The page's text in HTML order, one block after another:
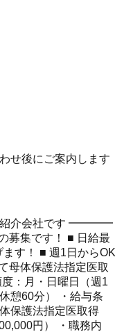
せ後にご案内します
紹介会社です ━━━━
募集です！ ■ 日給最
す！ ■ 週1日からOK
母体保護法指定医取
：月・日曜日（週1
憩60分） ・給与条
保護法指定医取得
円） ・職務内